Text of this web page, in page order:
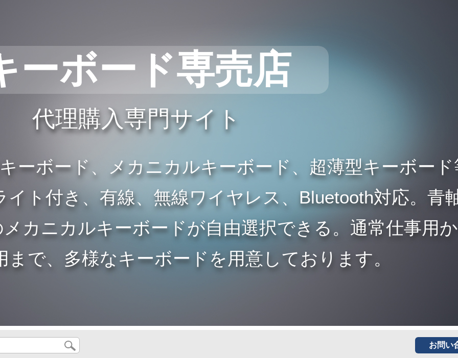
ーボード専売店
代理購入専門サイト
ーボード、メカニカルキーボード、超薄型キーボード
ト付き、有線、無線ワイヤレス、Bluetooth対応。青
カニカルキーボードが自由選択できる。通常仕事用
で、多様なキーボードを用意しております。
お問い